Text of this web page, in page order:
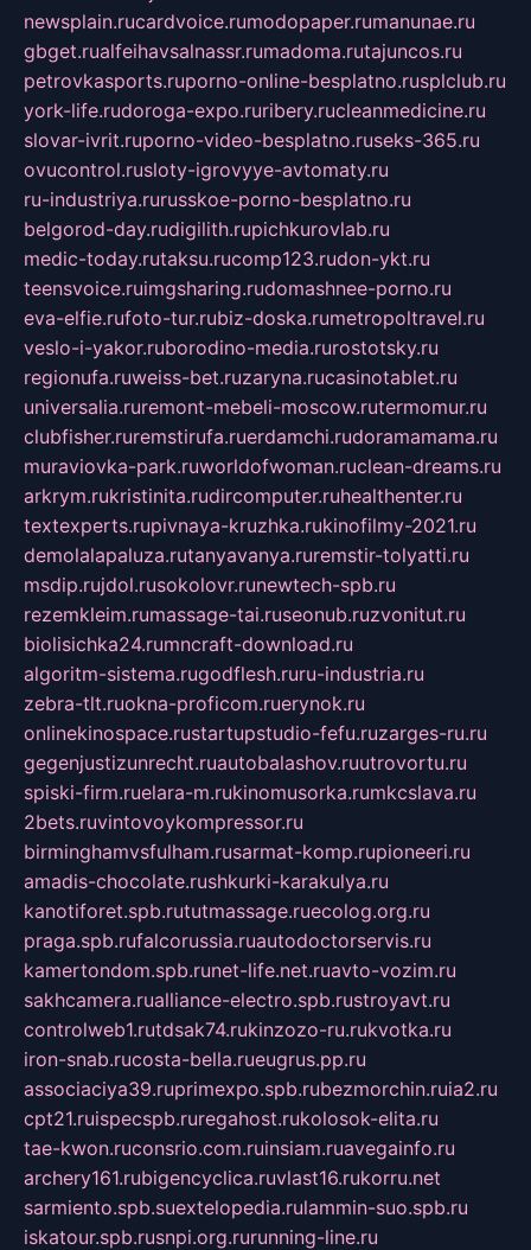
newsplain.rucardvoice.rumodopaper.rumanunae.ru
gbget.rualfeihavsalnassr.rumadoma.rutajuncos.ru
petrovkasports.ruporno-online-besplatno.rusplclub.ru
york-life.rudoroga-expo.ruribery.rucleanmedicine.ru
slovar-ivrit.ruporno-video-besplatno.ruseks-365.ru
ovucontrol.rusloty-igrovyye-avtomaty.ru
ru-industriya.rurusskoe-porno-besplatno.ru
belgorod-day.rudigilith.rupichkurovlab.ru
medic-today.rutaksu.rucomp123.rudon-ykt.ru
teensvoice.ruimgsharing.rudomashnee-porno.ru
eva-elfie.rufoto-tur.rubiz-doska.rumetropoltravel.ru
veslo-i-yakor.ruborodino-media.rurostotsky.ru
regionufa.ruweiss-bet.ruzaryna.rucasinotablet.ru
universalia.ruremont-mebeli-moscow.rutermomur.ru
clubfisher.ruremstirufa.ruerdamchi.rudoramamama.ru
muraviovka-park.ruworldofwoman.ruclean-dreams.ru
arkrym.rukristinita.rudircomputer.ruhealthenter.ru
textexperts.rupivnaya-kruzhka.rukinofilmy-2021.ru
demolalapaluza.rutanyavanya.ruremstir-tolyatti.ru
msdip.rujdol.rusokolovr.runewtech-spb.ru
rezemkleim.rumassage-tai.ruseonub.ruzvonitut.ru
biolisichka24.rumncraft-download.ru
algoritm-sistema.rugodflesh.ruru-industria.ru
zebra-tlt.ruokna-proficom.ruerynok.ru
onlinekinospace.rustartupstudio-fefu.ruzarges-ru.ru
gegenjustizunrecht.ruautobalashov.ruutrovortu.ru
spiski-firm.ruelara-m.rukinomusorka.rumkcslava.ru
2bets.ruvintovoykompressor.ru
birminghamvsfulham.rusarmat-komp.rupioneeri.ru
amadis-chocolate.rushkurki-karakulya.ru
kanotiforet.spb.rututmassage.ruecolog.org.ru
praga.spb.rufalcorussia.ruautodoctorservis.ru
kamertondom.spb.runet-life.net.ruavto-vozim.ru
sakhcamera.rualliance-electro.spb.rustroyavt.ru
controlweb1.rutdsak74.rukinzozo-ru.rukvotka.ru
iron-snab.rucosta-bella.rueugrus.pp.ru
associaciya39.ruprimexpo.spb.rubezmorchin.ruia2.ru
cpt21.ruispecspb.ruregahost.rukolosok-elita.ru
tae-kwon.ruconsrio.com.ruinsiam.ruavegainfo.ru
archery161.rubigencyclica.ruvlast16.rukorru.net
sarmiento.spb.suextelopedia.rulammin-suo.spb.ru
iskatour.spb.rusnpi.org.rurunning-line.ru